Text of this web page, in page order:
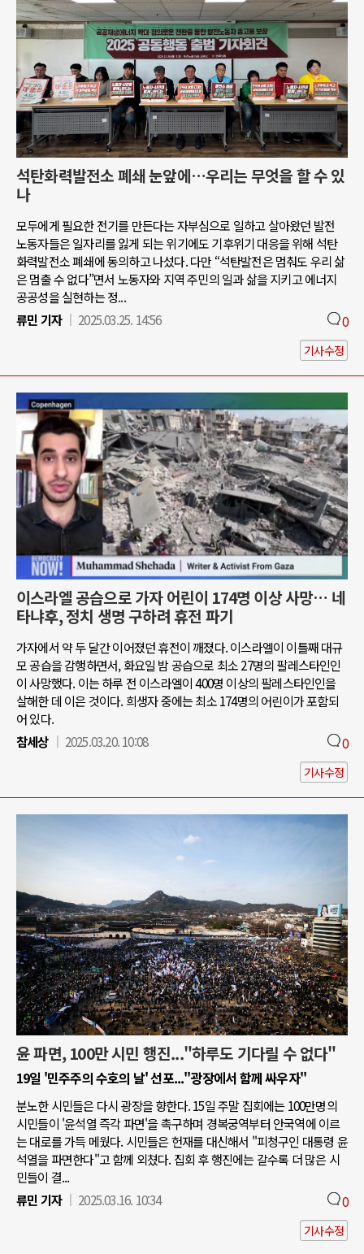
석탄화력발전소 폐쇄 눈앞에…우리는 무엇을 할 수 있
나
모두에게 필요한 전기를 만든다는 자부심으로 일하고 살아왔던 발전
노동자들은 일자리를 잃게 되는 위기에도 기후위기 대응을 위해 석탄
화력발전소 폐쇄에 동의하고 나섰다. 다만 “석탄발전은 멈춰도 우리 삶
은 멈출 수 없다”면서 노동자와 지역 주민의 일과 삶을 지키고 에너지
공공성을 실현하는 정...
류민 기자
2025.03.25. 14:56 0
기사수정
이스라엘 공습으로 가자 어린이 174명 이상 사망… 네
타냐후, 정치 생명 구하려 휴전 파기
가자에서 약 두 달간 이어졌던 휴전이 깨졌다. 이스라엘이 이틀째 대규
모 공습을 감행하면서, 화요일 밤 공습으로 최소 27명의 팔레스타인인
이 사망했다. 이는 하루 전 이스라엘이 400명 이상의 팔레스타인인을
살해한 데 이은 것이다. 희생자 중에는 최소 174명의 어린이가 포함되
어 있다.
참세상
2025.03.20. 10:08 0
기사수정
윤 파면, 100만 시민 행진..."하루도 기다릴 수 없다"
19일 '민주주의 수호의 날' 선포..."광장에서 함께 싸우자"
분노한 시민들은 다시 광장을 향한다. 15일 주말 집회에는 100만명의
시민들이 '윤석열 즉각 파면'을 촉구하며 경복궁역부터 안국역에 이르
는 대로를 가득 메웠다. 시민들은 헌재를 대신해서 "피청구인 대통령 윤
석열을 파면한다"고 함께 외쳤다. 집회 후 행진에는 갈수록 더 많은 시
민들이 결...
류민 기자
2025.03.16. 10:34 0
기사수정